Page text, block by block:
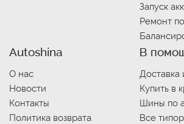
Запуск
Ремонт
Autoshina
О нас
Новости
Контакты
Политика возврата
В
Доставка
Купить в
Шины по
Все